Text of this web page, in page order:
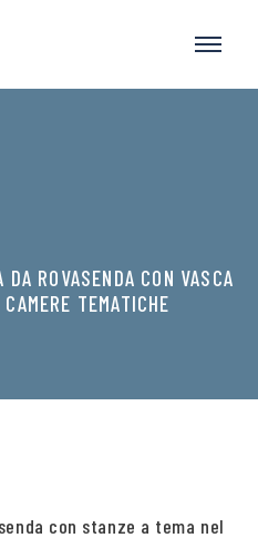
ROVASENDA CON VASCA
TEMATICHE
con stanze a tema nel